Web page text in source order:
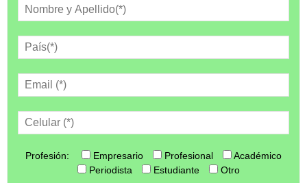
Profesión: Empresario Profesional
Académico
Periodista
Estudiante Otro